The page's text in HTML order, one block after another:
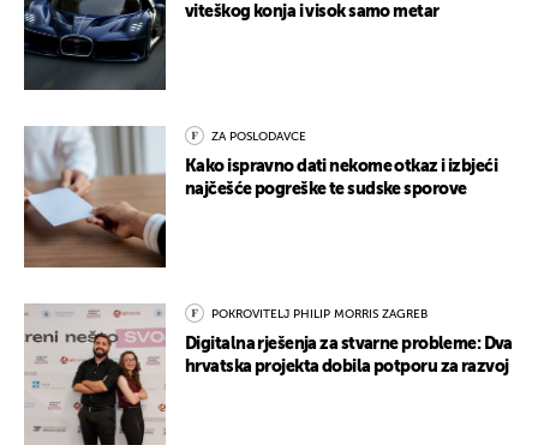
viteškog konja i visok samo metar
ZA POSLODAVCE
Kako ispravno dati nekome otkaz i izbjeći
najčešće pogreške te sudske sporove
POKROVITELJ PHILIP MORRIS ZAGREB
Digitalna rješenja za stvarne probleme: Dva
hrvatska projekta dobila potporu za razvoj